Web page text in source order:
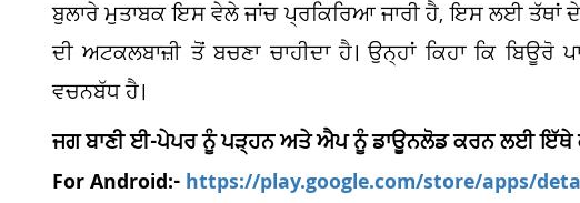
ਬੁਲਾਰੇ ਮੁਤਾਬਕ ਇਸ ਵੇਲੇ ਜਾਂਚ ਪ੍ਰਕਿਰਿਆ ਜਾਰੀ ਹੈ, ਇਸ ਲਈ ਤੱਥਾਂ
ਦੀ ਅਟਕਲਬਾਜ਼ੀ ਤੋਂ ਬਚਣਾ ਚਾਹੀਦਾ ਹੈ। ਉਨ੍ਹਾਂ ਕਿਹਾ ਕਿ
ਵਚਨਬੱਧ ਹੈ।
ਜਗ ਬਾਣੀ ਈ-ਪੇਪਰ ਨੂੰ ਪੜ੍ਹਨ ਅਤੇ ਐਪ ਨੂੰ ਡਾਊਨਲੋਡ ਕਰਨ ਲਈ ਇੱਥੇ
For Android:-https://play.google.com/store/apps/